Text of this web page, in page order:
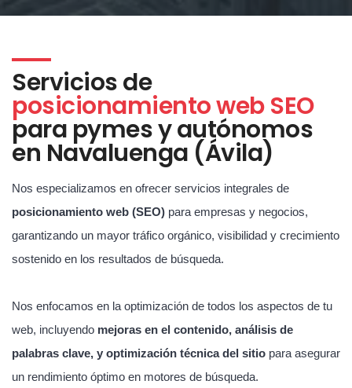
Servicios de
posicionamiento web SEO
para pymes y autónomos
en Navaluenga (Ávila)
Nos especializamos en ofrecer servicios integrales de
posicionamiento web (SEO) para empresas y negocios,
garantizando un mayor tráfico orgánico, visibilidad y crecimiento
sostenido en los resultados de búsqueda.
Nos enfocamos en la optimización de todos los aspectos de tu
web, incluyendo mejoras en el contenido, análisis de
palabras clave, y optimización técnica del sitio para asegurar
un rendimiento óptimo en motores de búsqueda.